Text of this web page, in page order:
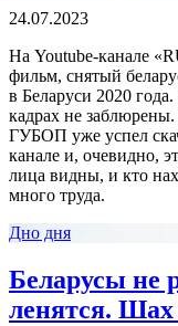
24.07.2023
На Youtube-канале
фильм, снятый
в Беларуси 2020
кадрах не
ГУБОП уже успел
канале и, очевидно,
лица видны, и кто
много труда.
Дно дня
Беларусы не
ленятся. Шах